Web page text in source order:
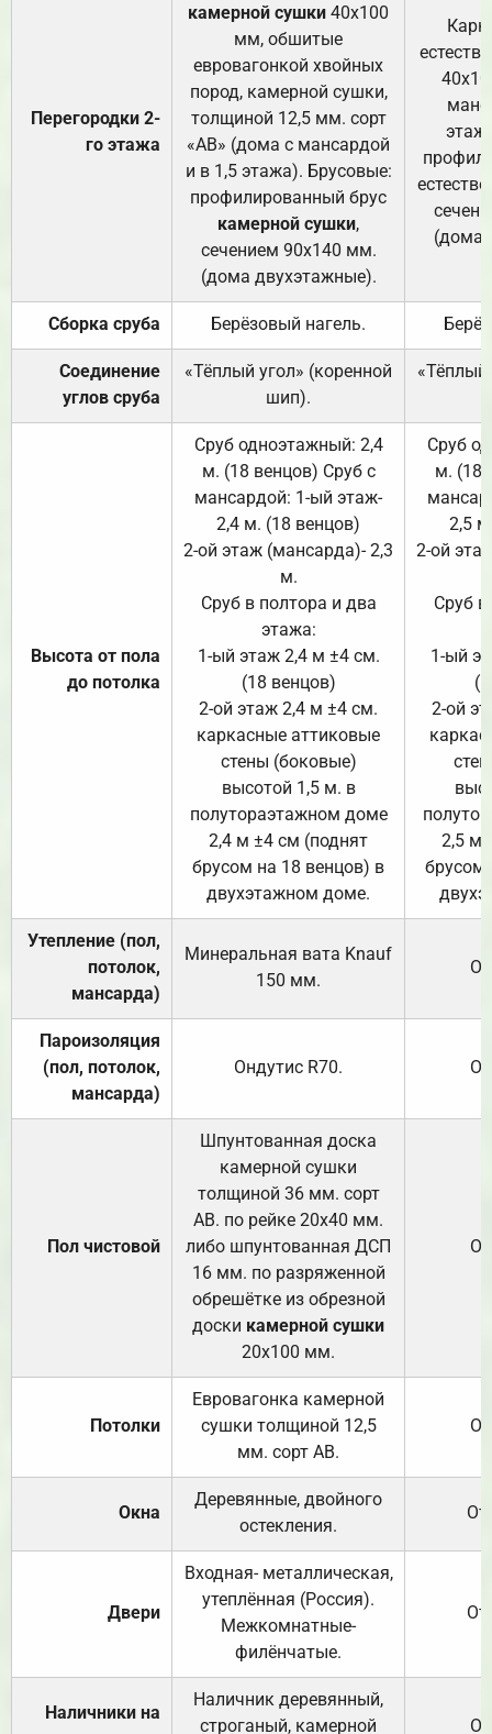
Перегородки 2-
го этажа
камерной сушки 40х100
мм, обшитые
евровагонкой хвойных
пород, камерной сушки,
толщиной 12,5 мм. сорт
«АВ» (дома с мансардой
и в 1,5 этажа). Брусовые:
профилированный брус
камерной сушки,
сечением 90х140 мм.
(дома двухэтажные).
(дома
Сборка сруба Берёзовый нагель.
Соединение
углов сруба
«Тёплый угол» (коренной
шип).
«Тёплый
Высота от пола
до потолка
Сруб одноэтажный: 2,4
м. (18 венцов) Сруб с
мансардой: 1-ый этаж-
2,4 м. (18 венцов)
2-ой этаж (мансарда)- 2,3
м.
Сруб в полтора и два
этажа:
1-ый этаж 2,4 м ±4 см.
(18 венцов)
2-ой этаж 2,4 м ±4 см.
каркасные аттиковые
стены (боковые)
высотой 1,5 м. в
полутораэтажном доме
2,4 м ±4 см (поднят
брусом на 18 венцов) в
двухэтажном доме.
Сруб
м. (18
2,5
2-ой
Сруб
1-ый
2-ой
2,5 м
брусом
Утепление (пол,
потолок,
мансарда)
Минеральная вата Knauf
150 мм.
Пароизоляция
(пол, потолок,
мансарда)
Ондутис R70.
Пол чистовой
Шпунтованная доска
камерной сушки
толщиной 36 мм. сорт
АВ. по рейке 20х40 мм.
либо шпунтованная ДСП
16 мм. по разряженной
обрешётке из обрезной
доски камерной сушки
20х100 мм.
Потолки
Евровагонка камерной
сушки толщиной 12,5
мм. сорт АВ.
Окна
Деревянные, двойного
остекления.
Двери
Входная- металлическая,
утеплённая (Россия).
Межкомнатные-
филёнчатые.
Наличники на
Наличник деревянный,
строганый, камерной